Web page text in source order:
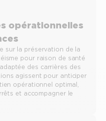
opérationnelles
sur la préservation de la
pour raison de santé
des carrières des
agissent pour anticiper
opérationnel optimal,
et accompagner le